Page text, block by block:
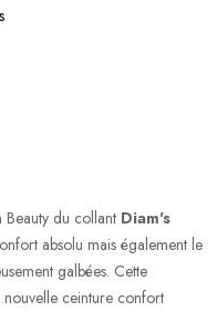
Beauty du collant Diam's
absolu mais également le
galbées. Cette
ceinture confort